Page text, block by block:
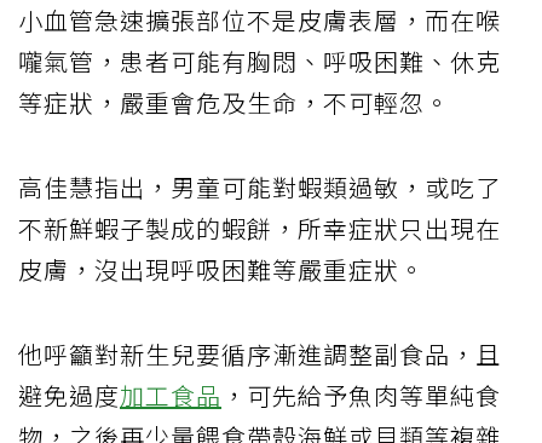
小血管急速擴張部位不是皮膚表層，而在喉
嚨氣管，患者可能有胸悶、呼吸困難、休克
等症狀，嚴重會危及生命，不可輕忽。
高佳慧指出，男童可能對蝦類過敏，或吃了
不新鮮蝦子製成的蝦餅，所幸症狀只出現在
皮膚，沒出現呼吸困難等嚴重症狀。
他呼籲對新生兒要循序漸進調整副食品，且
避免過度加工食品 ，可先給予魚肉等單純食